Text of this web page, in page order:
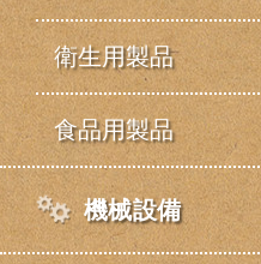
衛生用製品
食品用製品
機械設備